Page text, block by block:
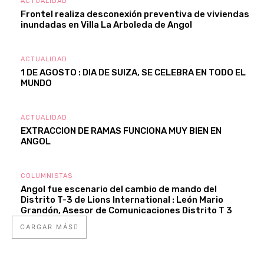
Frontel realiza desconexión preventiva de viviendas
inundadas en Villa La Arboleda de Angol
ACTUALIDAD
1 DE AGOSTO : DIA DE SUIZA, SE CELEBRA EN TODO EL
MUNDO
ACTUALIDAD
EXTRACCION DE RAMAS FUNCIONA MUY BIEN EN
ANGOL
COLUMNISTAS
Angol fue escenario del cambio de mando del
Distrito T-3 de Lions International : León Mario
Grandón, Asesor de Comunicaciones Distrito T 3
CARGAR MÁS